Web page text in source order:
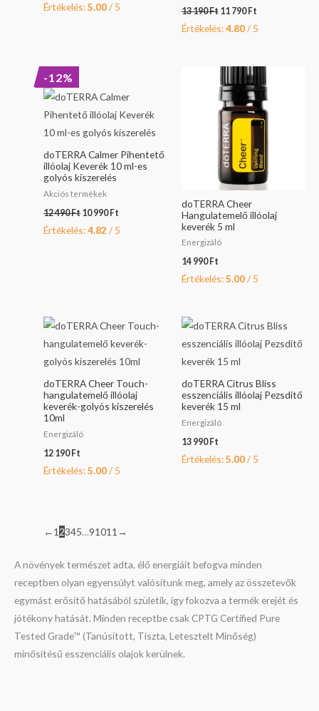
Értékelés:5.00/ 5 13 190Ft 11 790 Ft
Értékelés:4.80/ 5
-12%
doTERRA Calmer Pihentető
illóolaj Keverék 10 ml-es
golyós kiszerelés
Akciós termékek
12 490Ft
was:
490 Ft.
10 990 Ft
is:
990 Ft.
Értékelés:4.82 / 5
doTERRA Cheer
Hangulatemelő illóolaj
keverék 5 ml
Energizáló
14 990 Ft
Értékelés:5.00/ 5
doTERRA Cheer Touch-
hangulatemelő illóolaj
keverék-golyós kiszerelés
10ml
Energizáló
12 190 Ft
Értékelés:5.00/ 5
doTERRA Citrus Bliss
esszenciális illóolaj Pezsdítő
keverék 15 ml
Energizáló
13 990 Ft
Értékelés:5.00/ 5
←12345…91011→
A növények természet adta, élő energiáit befogva minden
receptben olyan egyensúlyt valósítunk meg, amely az összetevők
egymást erősítő hatásából születik, így fokozva a termék erejét és
jótékony hatását. Minden receptbe csak CPTG Certified Pure
Tested Grade™ (Tanúsított, Tiszta, Letesztelt Minőség)
minősítésű esszenciális olajok kerülnek.